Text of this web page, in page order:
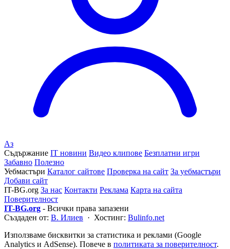
Аз
Съдържание IT новини Видео клипове Безплатни игри
Забавно Полезно
Уебмастъри Каталог сайтове Проверка на сайт За уебмастъри
Добави сайт
IT-BG.org За нас Контакти Реклама Карта на сайта
Поверителност
IT-BG.org - Всички права запазени
Създаден от: В. Илиев · Хостинг: Bulinfo.net
Използваме бисквитки за статистика и реклами (Google
Analytics и AdSense). Повече в политиката за поверителност.